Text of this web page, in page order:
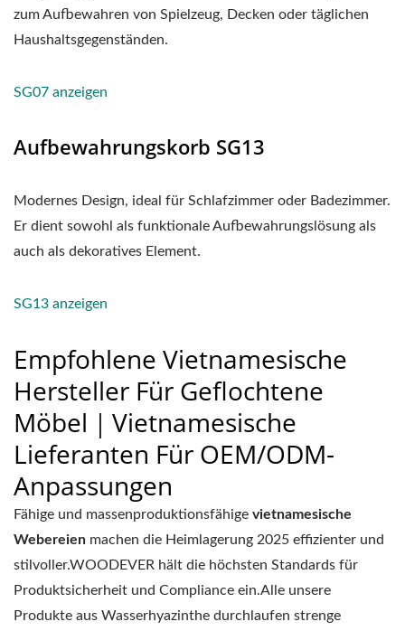
zum Aufbewahren von Spielzeug, Decken oder täglichen
Haushaltsgegenständen.
SG07 anzeigen
Aufbewahrungskorb SG13
Modernes Design, ideal für Schlafzimmer oder Badezimmer.
Er dient sowohl als funktionale Aufbewahrungslösung als
auch als dekoratives Element.
SG13 anzeigen
Empfohlene Vietnamesische
Hersteller Für Geflochtene
Möbel｜Vietnamesische
Lieferanten Für OEM/ODM-
Anpassungen
Fähige und massenproduktionsfähige vietnamesische
Webereien machen die Heimlagerung 2025 effizienter und
stilvoller.WOODEVER hält die höchsten Standards für
Produktsicherheit und Compliance ein.Alle unsere
Produkte aus Wasserhyazinthe durchlaufen strenge